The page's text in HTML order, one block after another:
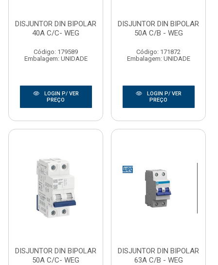
DISJUNTOR DIN BIPOLAR
40A C/C- WEG
Código: 179589
Embalagem: UNIDADE
LOGIN P/ VER
PREÇO
DISJUNTOR DIN BIPOLAR
50A C/B - WEG
Código: 171872
Embalagem: UNIDADE
LOGIN P/ VER
PREÇO
DISJUNTOR DIN BIPOLAR
50A C/C- WEG
DISJUNTOR DIN BIPOLAR
63A C/B - WEG